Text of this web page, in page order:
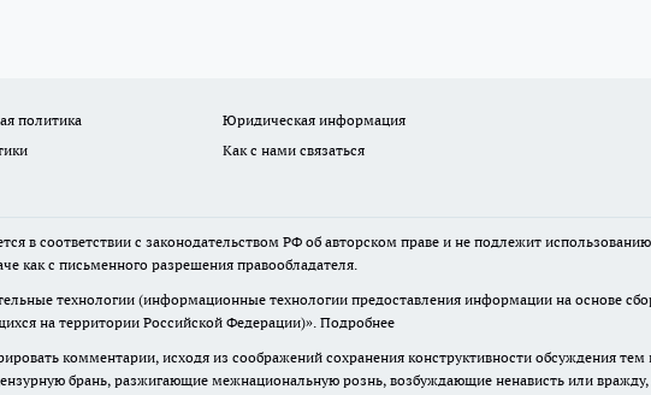
политика
Юридическая информация
Как с нами связаться
в соответствии с законодательством РФ об авторском праве и не подлежит
как с письменного разрешения правообладателя.
технологии (информационные технологии предоставления информации на основе
на территории Российской Федерации)». Подробнее
комментарии, исходя из соображений сохранения конструктивности обсуждения
брань, разжигающие межнациональную рознь, возбуждающие ненависть или